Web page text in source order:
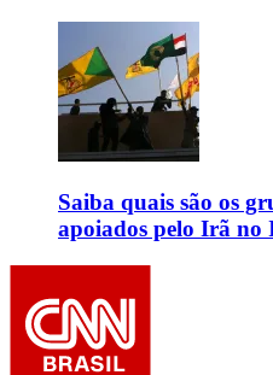
Saiba quais são os
apoiados pelo Irã no